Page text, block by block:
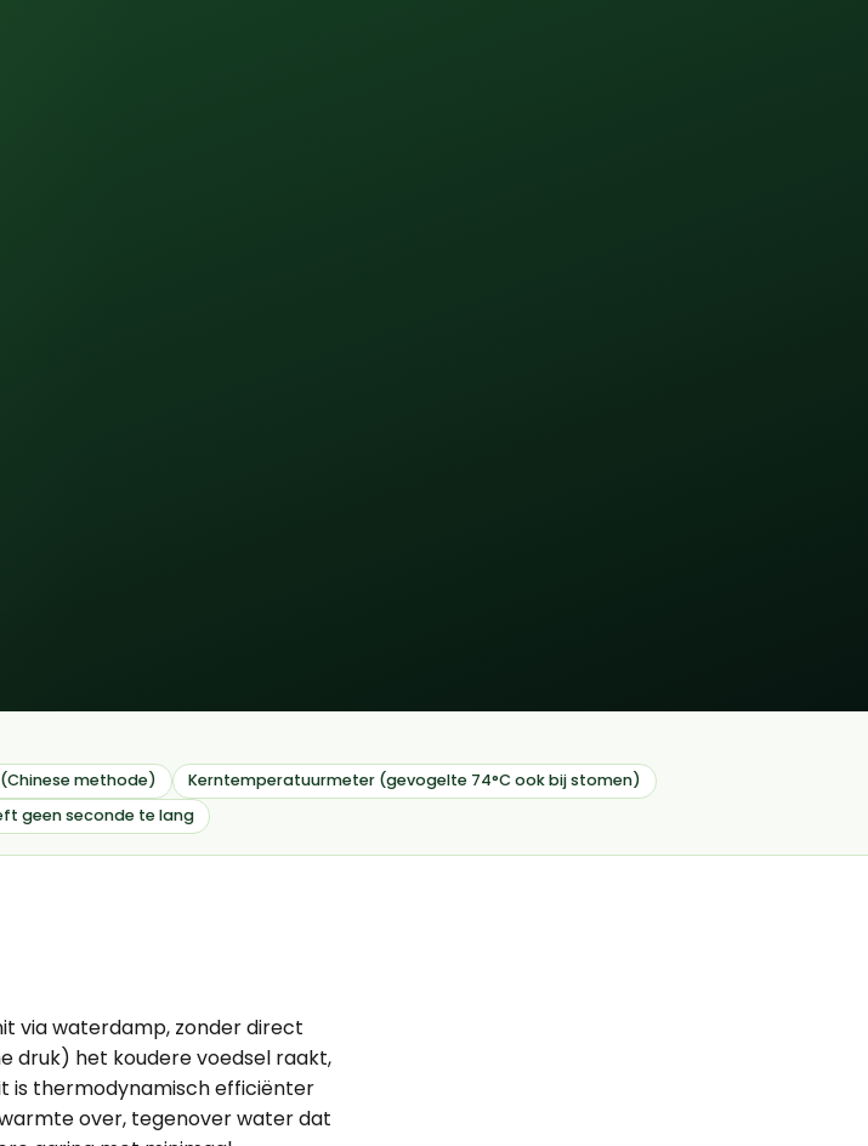
methode)
Kerntemperatuurmeter (gevogelte 74°C ook bij stomen)
geen seconde te lang
via waterdamp, zonder direct
druk) het koudere voedsel raakt,
is thermodynamisch efficiënter
over, tegenover water dat